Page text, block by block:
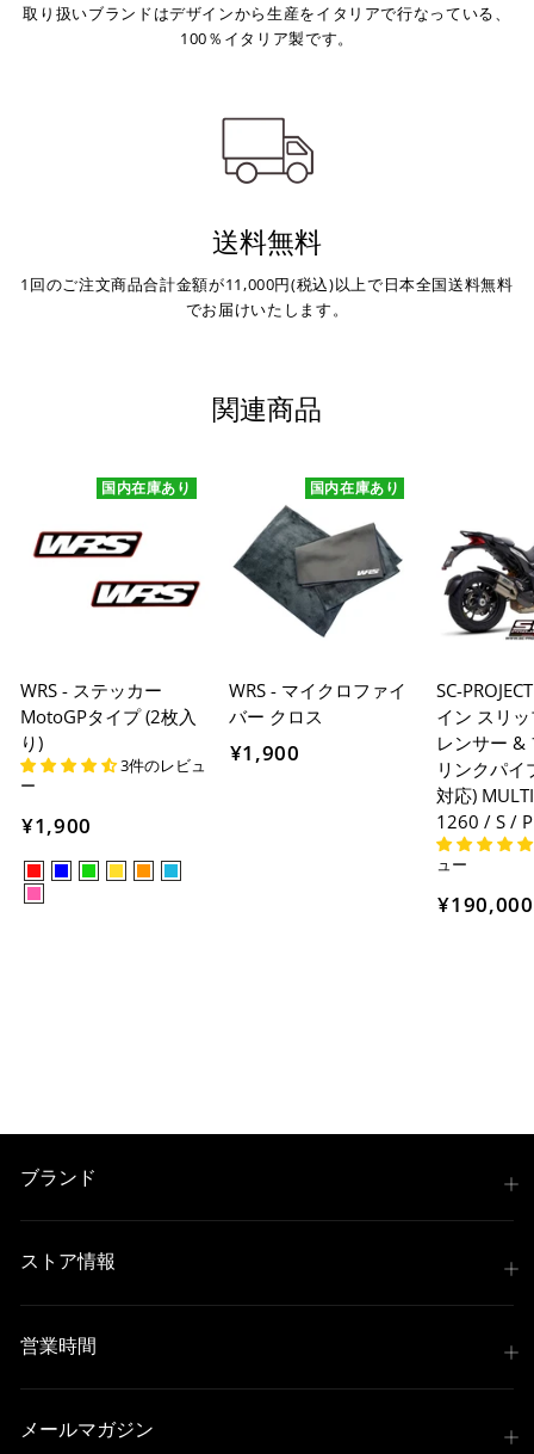
取り扱いブランドはデザインから生産をイタリアで行なっている、
100％イタリア製です。
送料無料
1回のご注文商品合計金額が11,000円(税込)以上で日本全国送料無料
でお届けいたします。
関連商品
国内在庫あり
WRS - ステッカー
MotoGPタイプ (2枚入
り)
3件のレビュ
ー
¥1,900
国内在庫あり
WRS - マイクロファイ
バー クロス
¥1,900
SC-
イン スリ
レンサー &
リンクパイ
対応)
1260 / S /
ュー
¥190,000
ブランド
ストア情報
営業時間
メールマガジン